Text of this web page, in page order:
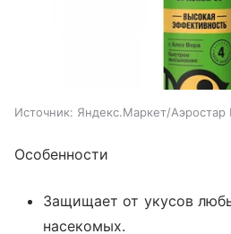
Источник: Яндекс.Маркет/Аэростар
Особенности
Защищает от укусов
насекомых.